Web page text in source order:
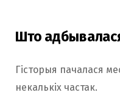
Што
Гісторыя пачалася
некалькіх частак.